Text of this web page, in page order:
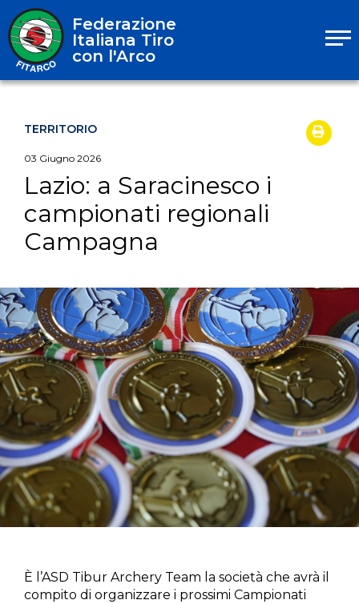
Federazione
Italiana Tiro
con l'Arco
TERRITORIO
03 Giugno 2026
Lazio: a Saracinesco i
campionati regionali
Campagna
È l’ASD Tibur Archery Team la società che avrà il
compito di organizzare i prossimi Campionati